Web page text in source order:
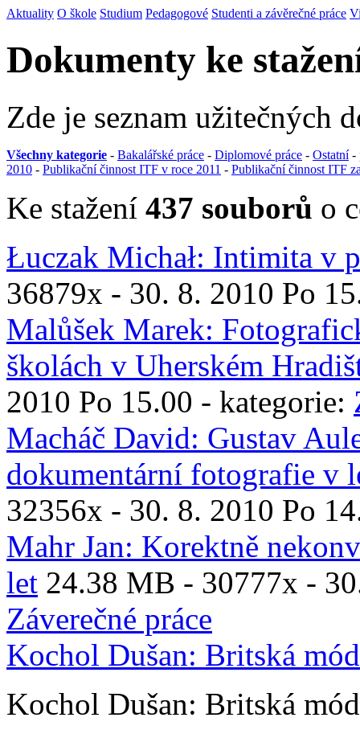
Aktuality O škole Studium Pedagogové Studenti a závěrečné práce
Dokumenty ke
Zde je seznam užitečných
Všechny kategorie - Bakalářské práce - Diplomové práce - Ostatní-
2010 - Publikační činnost ITF v roce 2011 - Publikační činnost ITF
Ke stažení 437 souborů o
Łuczak Michał: Intimita v
36879x - 30. 8. 2010 Po
Malůšek Marek:
školách v Uherském
2010 Po 15.00 - kategorie:
Macháč David: Gustav
dokumentární fotografie v
32356x - 30. 8. 2010 Po
Mahr Jan: Korektně
let 24.38 MB - 30777x -
Záverečné práce
Kochol Dušan: Britská
Kochol Dušan: Britská